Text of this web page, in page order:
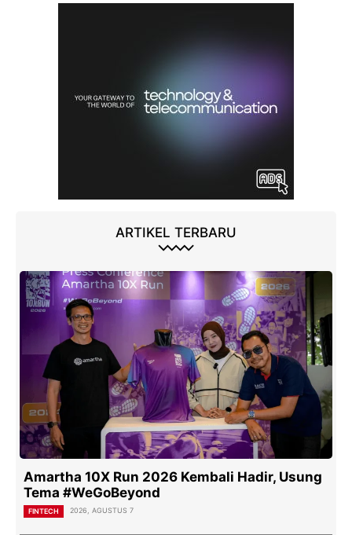
ARTIKEL TERBARU
Amartha 10X Run 2026 Kembali Hadir, Usung
Tema #WeGoBeyond
FINTECH 2026, AGUSTUS 7